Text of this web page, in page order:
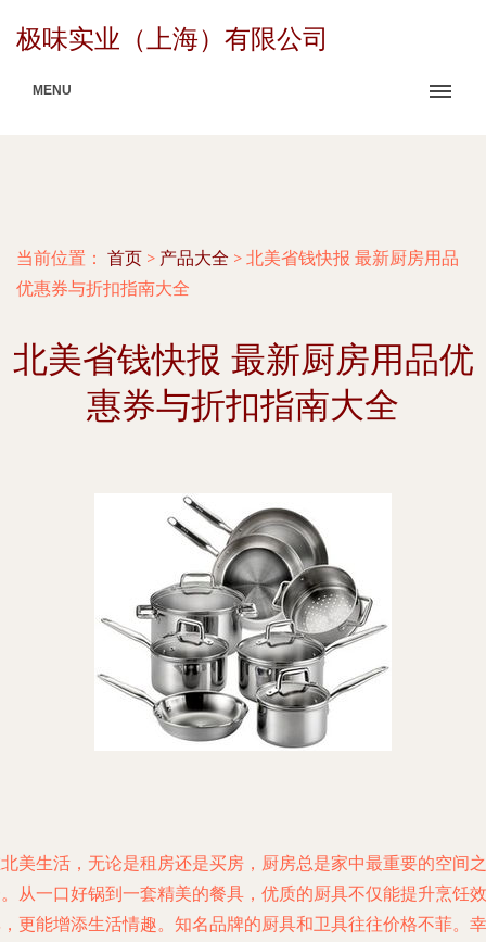
极味实业（上海）有限公司
MENU
当前位置： 首页 > 产品大全 > 北美省钱快报 最新厨房用品
优惠券与折扣指南大全
北美省钱快报 最新厨房用品优
惠券与折扣指南大全
美生活，无论是租房还是买房，厨房总是家中最重要的空间之
从一口好锅到一套精美的餐具，优质的厨具不仅能提升烹饪效
更能增添生活情趣。知名品牌的厨具和卫具往往价格不菲。幸